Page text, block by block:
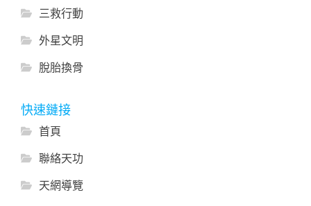
三救行動
外星文明
脫胎換骨
快速鏈接
首頁
聯絡天功
天網導覽